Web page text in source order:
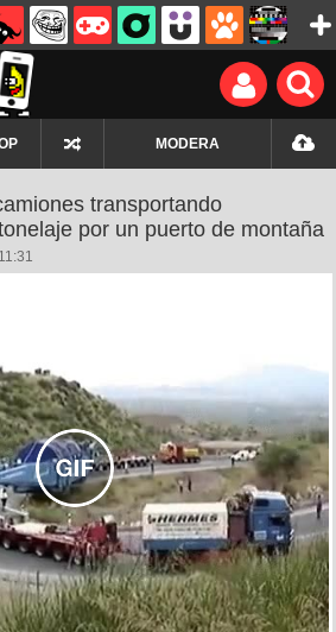
MODERA
transportando
por un puerto de montaña